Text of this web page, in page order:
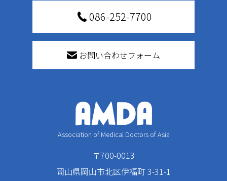
086-252-7700
お問い合わせフォーム
Association of Medical Doctors of Asia
〒700-0013
岡山県岡山市北区伊福町 3-31-1